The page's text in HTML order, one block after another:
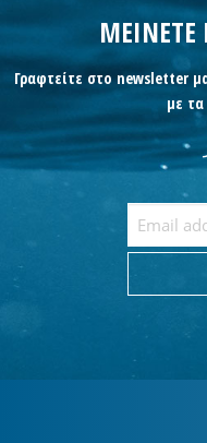
Γραφτείτε στο newsletter
με